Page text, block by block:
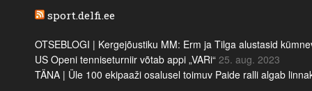
sport.delfi.ee
OTSEBLOGI | Kergejõustiku MM: Erm ja Tilga alustasid
US Openi tenniseturniir võtab appi „VARi“ 25. aug. 2023
TÄNA | Üle 100 ekipaaži osalusel toimuv Paide ralli algab